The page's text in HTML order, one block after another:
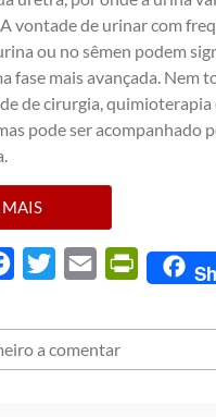
vontade de urinar com
ou no sêmen podem
fase mais avançada. Nem
de cirurgia,
pode ser acompanhado
MAIS
Facebook
Twitter Email
a comentar